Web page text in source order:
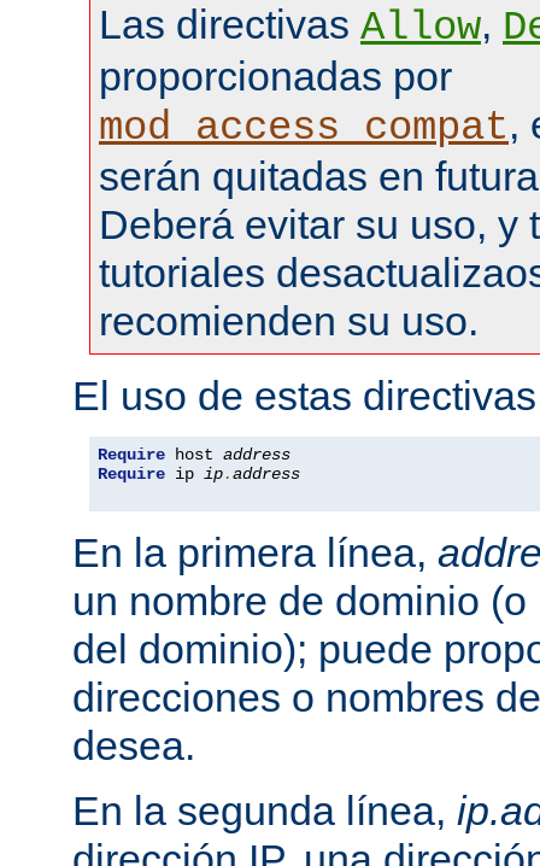
Las directivas Allow,
proporcionadas por
mod_access_compat,
serán quitadas en
Deberá evitar su uso, y
tutoriales
recomienden su uso.
El uso de estas
Require host address
Require ip ip.address
En la primera línea,
un nombre de dominio
del dominio); puede
direcciones o nombres
desea.
En la segunda línea,